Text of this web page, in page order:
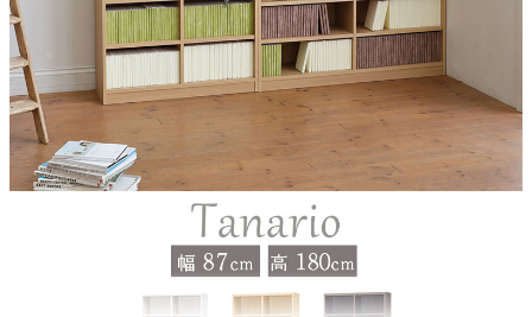
約15.7/17kg
原産国
ベトナム
組立説明書(PDF)